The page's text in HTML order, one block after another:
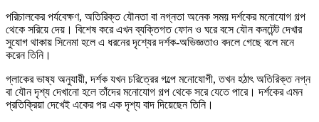
পরিচালকের পর্যবেক্ষণ, অতিরিক্ত যৌনতা বা নগ্নতা অনেক সময় দর্শকের মনোযোগ গল্প
থেকে সরিয়ে দেয়। বিশেষ করে এখন ব্যক্তিগত ফোন ও ঘরে বসে যৌন কনটেন্ট দেখার
সুযোগ থাকায় সিনেমা হলে এ ধরনের দৃশ্যের দর্শক-অভিজ্ঞতাও বদলে গেছে বলে মনে
করেন তিনি।
গ্লাকের ভাষ্য অনুযায়ী, দর্শক যখন চরিত্রের গল্পে মনোযোগী, তখন হঠাৎ অতিরিক্ত নগ্ন
বা যৌন দৃশ্য দেখানো হলে তাঁদের মনোযোগ গল্প থেকে সরে যেতে পারে। দর্শকের এমন
প্রতিক্রিয়া দেখেই একের পর এক দৃশ্য বাদ দিয়েছেন তিনি।